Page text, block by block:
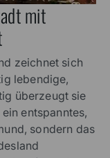
mit
zeichnet sich
lebendige,
überzeugt sie
entspanntes,
sondern das